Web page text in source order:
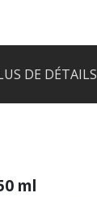
DE DÉTAILS
ml